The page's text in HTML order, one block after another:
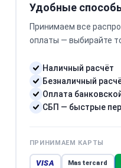
Удобные
Принимаем все
оплаты — выбирайте
Наличный расчёт
Безналичный
Оплата
СБП — быстрые
ПРИНИМАЕМ КАРТЫ
VISA Mastercard